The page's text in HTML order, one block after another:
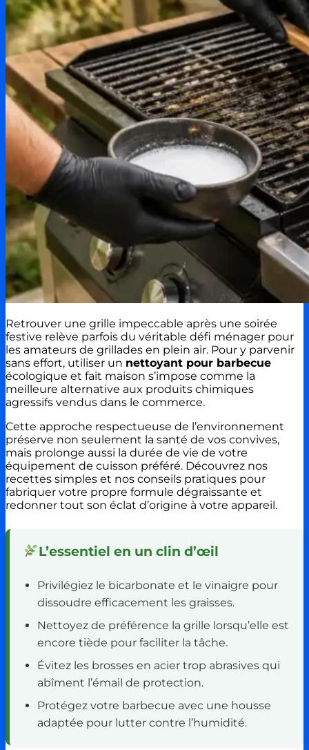
Retrouver une grille impeccable après une soirée
festive relève parfois du véritable défi ménager pour
les amateurs de grillades en plein air. Pour y parvenir
sans effort, utiliser un nettoyant pour barbecue
écologique et fait maison s’impose comme la
meilleure alternative aux produits chimiques
agressifs vendus dans le commerce.
Cette approche respectueuse de l’environnement
préserve non seulement la santé de vos convives,
mais prolonge aussi la durée de vie de votre
équipement de cuisson préféré. Découvrez nos
recettes simples et nos conseils pratiques pour
fabriquer votre propre formule dégraissante et
redonner tout son éclat d’origine à votre appareil.
L’essentiel en un clin d’œil
Privilégiez le bicarbonate et le vinaigre pour
dissoudre efficacement les graisses.
Nettoyez de préférence la grille lorsqu’elle est
encore tiède pour faciliter la tâche.
Évitez les brosses en acier trop abrasives qui
abîment l’émail de protection.
Protégez votre barbecue avec une housse
adaptée pour lutter contre l’humidité.